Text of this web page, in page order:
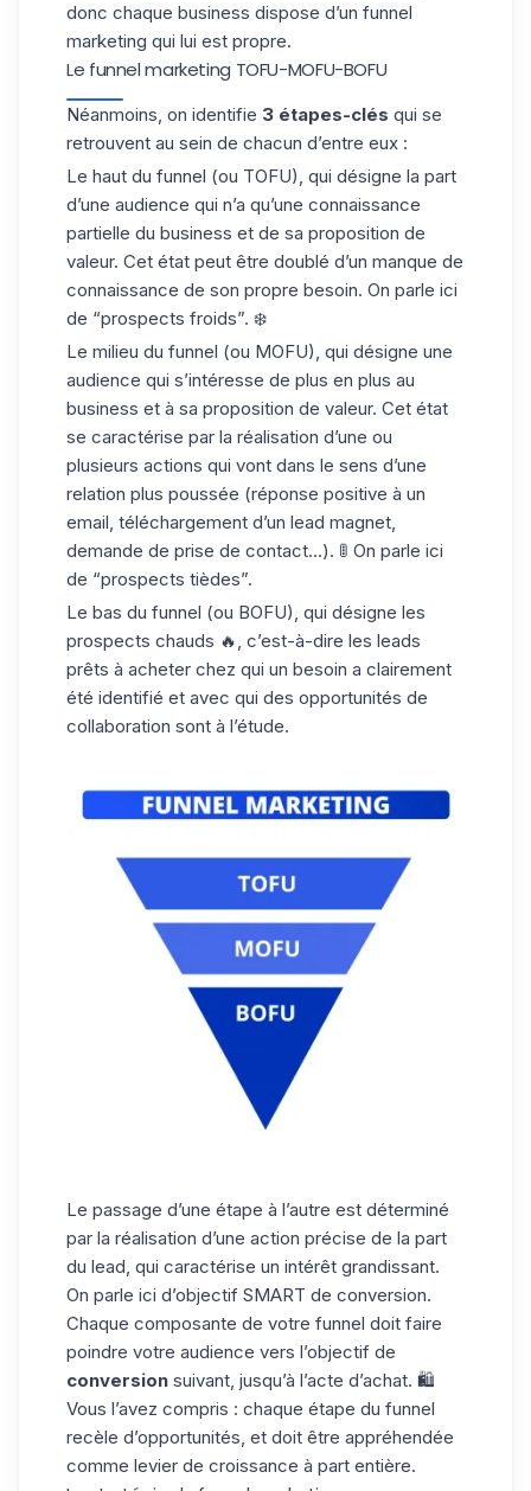
donc chaque business dispose d’un funnel
marketing qui lui est propre.
Le funnel marketing TOFU-MOFU-BOFU
Néanmoins, on identifie 3 étapes-clés qui se
retrouvent au sein de chacun d’entre eux :
Le haut du funnel (ou TOFU), qui désigne la part
d’une audience qui n’a qu’une connaissance
partielle du business et de sa proposition de
valeur. Cet état peut être doublé d’un manque de
connaissance de son propre besoin. On parle ici
de “prospects froids”. ❄️
Le milieu du funnel (ou MOFU), qui désigne une
audience qui s’intéresse de plus en plus au
business et à sa proposition de valeur. Cet état
se caractérise par la réalisation d’une ou
plusieurs actions qui vont dans le sens d’une
relation plus poussée (réponse positive à un
email, téléchargement d’un lead magnet,
demande de prise de contact…). 🚦 On parle ici
de “prospects tièdes”.
Le bas du funnel (ou BOFU), qui désigne les
prospects chauds 🔥, c’est-à-dire les leads
prêts à acheter chez qui un besoin a clairement
été identifié et avec qui des opportunités de
collaboration sont à l’étude.
Le passage d’une étape à l’autre est déterminé
par la réalisation d’une action précise de la part
du lead, qui caractérise un intérêt grandissant.
On parle ici d’objectif SMART de conversion.
Chaque composante de votre funnel doit faire
poindre votre audience vers l’objectif de
conversion suivant, jusqu’à l’acte d’achat. 🛍️
Vous l’avez compris : chaque étape du funnel
recèle d’opportunités, et doit être appréhendée
comme levier de croissance à part entière.